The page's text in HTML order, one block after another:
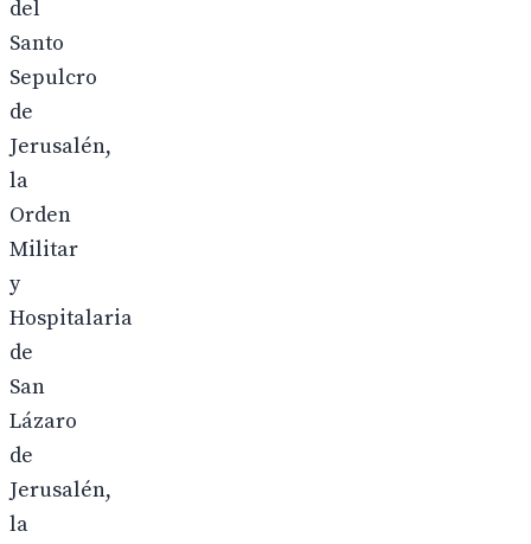
del
Santo
Sepulcro
de
Jerusalén,
la
Orden
Militar
y
Hospitalaria
de
San
Lázaro
de
Jerusalén,
la